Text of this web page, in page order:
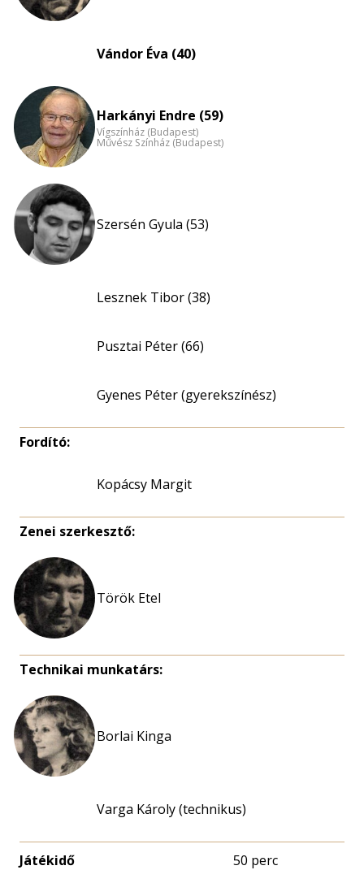
Vándor Éva (40)
Harkányi Endre (59)
Vígszínház (Budapest)
Művész Színház (Budapest)
Szersén Gyula (53)
Lesznek Tibor (38)
Pusztai Péter (66)
Gyenes Péter (gyerekszínész)
Fordító:
Kopácsy Margit
Zenei szerkesztő:
Török Etel
Technikai munkatárs:
Borlai Kinga
Varga Károly (technikus)
Játékidő 50 perc